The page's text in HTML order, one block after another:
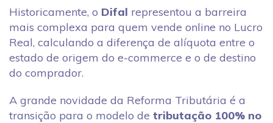
Historicamente, o Difal representou a barreira
mais complexa para quem vende online no Lucro
Real, calculando a diferença de alíquota entre o
estado de origem do e-commerce e o de destino
do comprador.
A grande novidade da Reforma Tributária é a
transição para o modelo de tributação 100% no